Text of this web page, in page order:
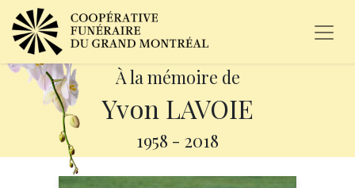
À la mémoire de
Yvon LAVOIE
1958 - 2018